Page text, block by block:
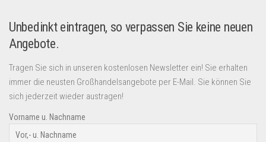
Unbedinkt eintragen, so verpassen Sie keine neuen
Angebote.
Tragen Sie sich in unseren kostenlosen Newsletter ein! Sie erhalten
immer die neusten Großhandelsangebote per E-Mail. Sie können Sie
sich jederzeit wieder austragen!
Vorname u. Nachname